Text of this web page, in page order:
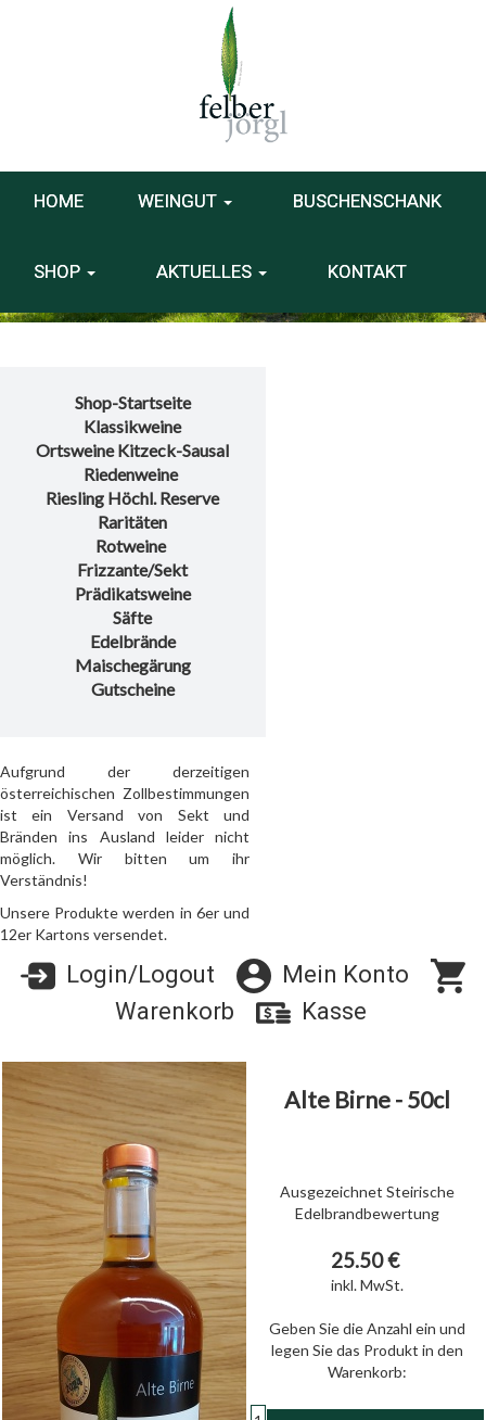
HOME WEINGUT BUSCHENSCHANK
SHOP AKTUELLES KONTAKT
Shop-Startseite
Klassikweine
Ortsweine Kitzeck-Sausal
Riedenweine
Riesling Höchl. Reserve
Raritäten
Rotweine
Frizzante/Sekt
Prädikatsweine
Säfte
Edelbrände
Maischegärung
Gutscheine
Aufgrund der derzeitigen
österreichischen Zollbestimmungen
ist ein Versand von Sekt und
Bränden ins Ausland leider nicht
möglich. Wir bitten um ihr
Verständnis!
Unsere Produkte werden in 6er und
12er Kartons versendet.
Login/Logout
Mein Konto
Warenkorb
Kasse
Alte Birne - 50cl
Ausgezeichnet Steirische
Edelbrandbewertung
25.50 €
inkl. MwSt.
Geben Sie die Anzahl ein und
legen Sie das Produkt in den
Warenkorb: